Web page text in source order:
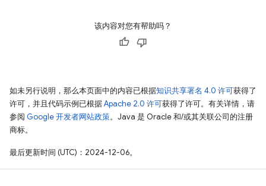
该内容对您有帮助吗？
如未另行说明，那么本页面中的内容已根据知识共享署名 4.0 许可获得了
许可，并且代码示例已根据Apache 2.0 许可获得了许可。有关详情，请
参阅 Google 开发者网站政策。Java 是 Oracle 和/或其关联公司的注册
商标。
最后更新时间 (UTC)：2024-12-06。